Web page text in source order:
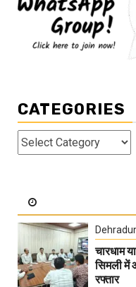
CATEGORIES
Categories
चारधाम
सिमली में
रफ्तार